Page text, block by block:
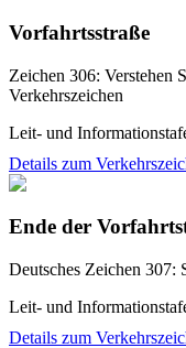
Vorfahrtsstraße
Zeichen 306: Verstehen
Verkehrszeichen
Leit- und
Details zum
Ende der
Deutsches Zeichen 307:
Leit- und
Details zum